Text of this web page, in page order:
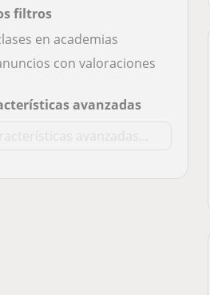
filtros
en academias
con valoraciones
avanzadas